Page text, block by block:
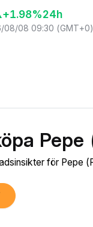
+1.98%24h
08/08 09:30 (GMT+0)
Pepe
för Pepe